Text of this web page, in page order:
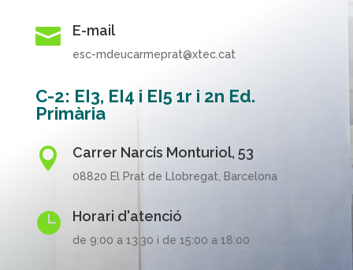
 E-mail
esc-mdeucarmeprat@xtec.cat
C-2: EI3, EI4 i EI5 1r i 2n Ed.
Primària
 Carrer Narcís Monturiol, 53
08820 El Prat de Llobregat, Barcelona
 Horari d'atenció
de 9:00 a 13:30 i de 15:00 a 18:00